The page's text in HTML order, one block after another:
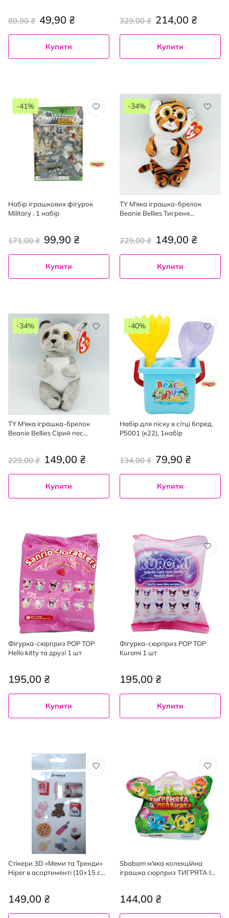
49,90 ₴
89,90 ₴
Купити
214,00 ₴
329,00 ₴
Купити
Набір іграшкових фігурок
Мilitary , 1 набір
99,90 ₴
171,00 ₴
-41%
Купити
TY М'яка іграшка-брелок
Beanie Bellies Тигреня
149,00 ₴
229,00 ₴
-34%
Купити
TY М'яка іграшка-брелок
Beanie Bellies Сірий пес
149,00 ₴
229,00 ₴
-34%
Купити
Набір для піску в сітці 6пред.
P5001 (к22), 1набір
79,90 ₴
134,00 ₴
-40%
Купити
Фігурка-сюрприз POP TOP
Hello kitty та друзі 1 шт
195,00 ₴
Купити
Фігурка-сюрприз POP TOP
Kuromi 1 шт
195,00 ₴
Купити
Стікери 3D «Меми та Тренди»
Hiper в асортименті (10×15 см)
149,00 ₴
Sbabam м'яка колекційна
іграшка сюрприз ТИГРЯТА І
144,00 ₴